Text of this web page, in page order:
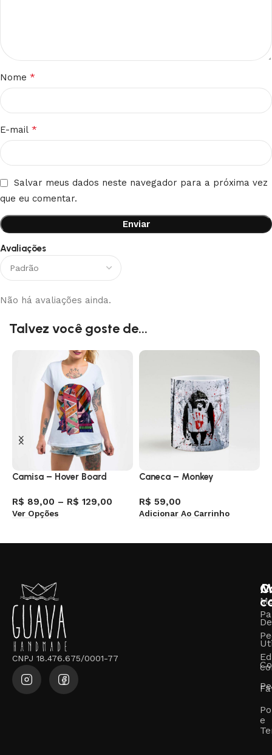
Avaliações
Não há avaliações ainda.
Nome *
E-mail *
Salvar meus dados neste navegador para a próxima vez
que eu comentar.
Talvez você goste de...
Camisa – Hover Board
R$ 89,00 – R$ 129,00
Ver Opções
Caneca – Monkey
R$ 59,00
Adicionar Ao Carrinho
CNPJ 18.476.675/0001-77
e